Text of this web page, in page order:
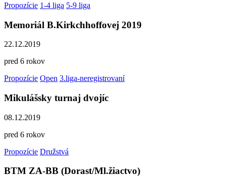
Propozície 1-4 liga 5-9 liga
Memoriál B.Kirkchhoffovej 2019
22.12.2019
pred 6 rokov
Propozície Open 3.liga-neregistrovaní
Mikulášsky turnaj dvojíc
08.12.2019
pred 6 rokov
Propozície Družstvá
BTM ZA-BB (Dorast/Ml.žiactvo)